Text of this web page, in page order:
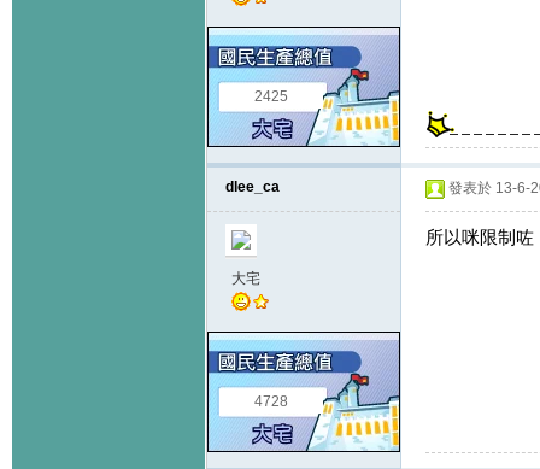
2425
dlee_ca
大宅
4728
發表於 13-6-
所以咪限制